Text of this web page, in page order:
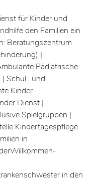
für Kinder und
den Familien ein
Beratungszentrum
|
Pädiatrische
| Schul- und
Kinder-
Dienst |
Spielgruppen |
Kindertagespflege
in
in den